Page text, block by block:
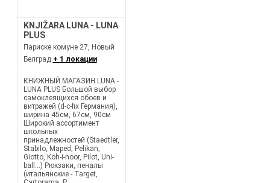
KNJIŽARA LUNA - LUNA
PLUS
Париске комуне 27, Новый
Белград + 1 локации
КНИЖНЫЙ МАГАЗИН LUNA -
LUNA PLUS Большой выбор
самоклеящихся обоев и
витражей (d-c-fix Германия),
ширина 45см, 67см, 90см
Широкий ассортимент
школьных
принадлежностей (Staedtler,
Stabilo, Maped, Pelikan,
Giotto, Koh-i-noor, Pilot, Uni-
ball...) Рюкзаки, пеналы
(итальянские - Target,